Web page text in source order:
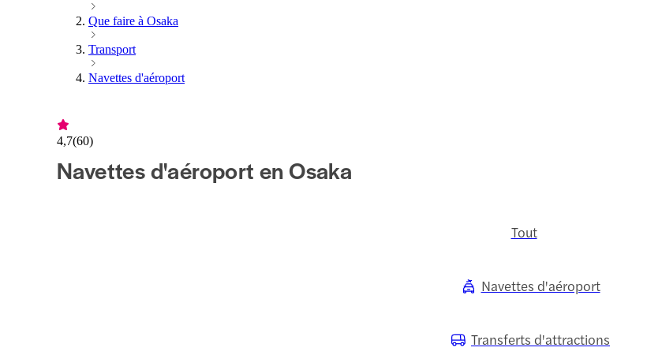
Que faire à Osaka
Transport
Navettes d'aéroport
4,7(60)
Navettes d'aéroport en Osaka
Tout
Navettes d'aéroport
Transferts d'attractions